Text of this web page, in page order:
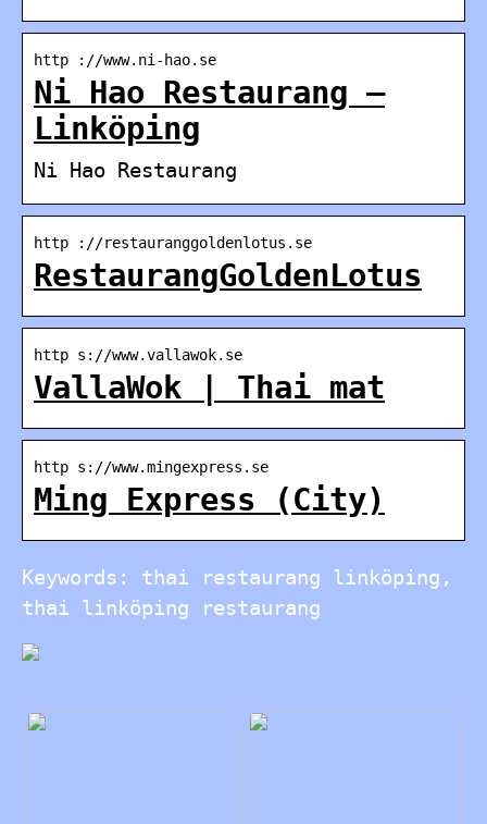
http ://www.ni-hao.se
Ni Hao Restaurang –
Linköping
Ni Hao Restaurang
http ://restauranggoldenlotus.se
RestaurangGoldenLotus
http s://www.vallawok.se
VallaWok | Thai mat
http s://www.mingexpress.se
Ming Express (City)
Keywords: thai restaurang linköping,
thai linköping restaurang